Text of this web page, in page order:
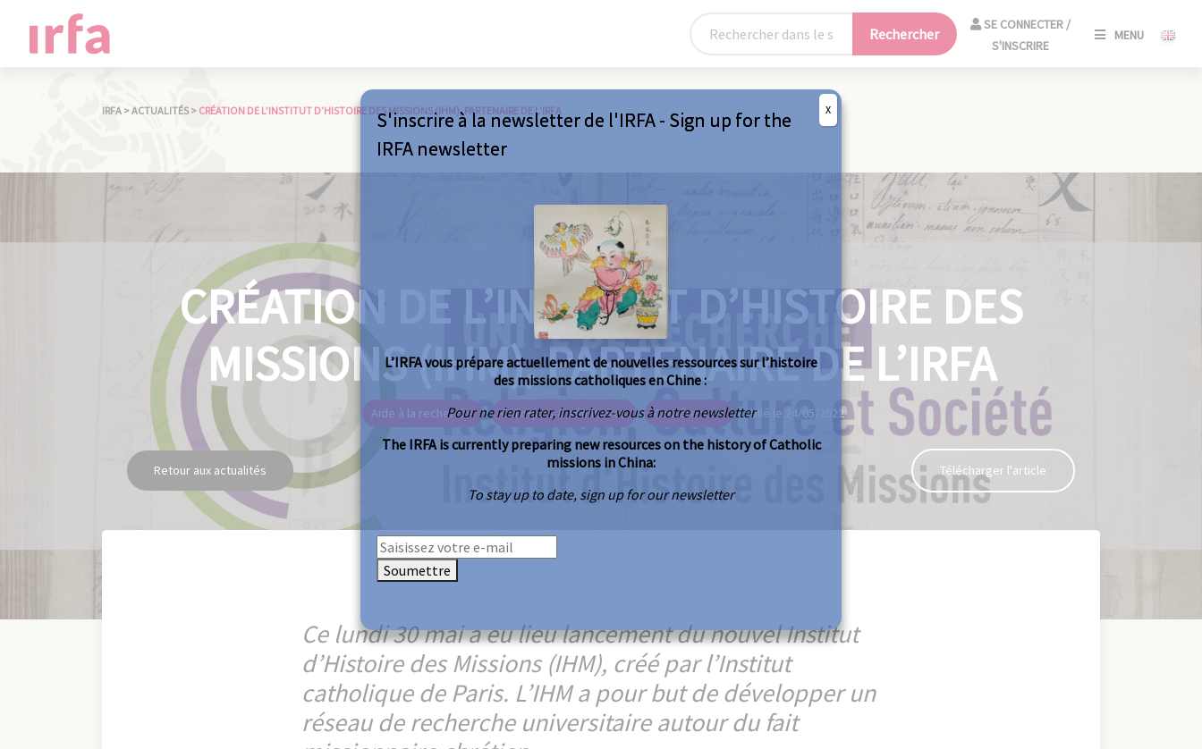
Rechercher
SE CONNECTER /
S'INSCRIRE
MENU
IRFA >ACTUALITÉS > CRÉATION DE L’INSTITUT D’HISTOIRE DES MISSIONS (IHM), PARTENAIRE DE L’IRFA
CRÉATION DE L’INSTITUT D’HISTOIRE DES
MISSIONS (IHM), PARTENAIRE DE L’IRFA
Aide à la recherche Colloques & séminaires Conférences Publié le 24/05/2022
Retour aux actualités Télécharger l'article
Ce lundi 30 mai a eu lieu lancement du nouvel Institut
d’Histoire des Missions (IHM), créé par l’Institut
catholique de Paris. L’IHM a pour but de développer un
réseau de recherche universitaire autour du fait
S'inscrire à la newsletter de l'IRFA - Sign up for the
IRFA newsletter
L’IRFA vous prépare actuellement de nouvelles ressources sur l’histoire
des missions catholiques en Chine :
Pour ne rien rater, inscrivez-vous à notre newsletter
The IRFA is currently preparing new resources on the history of Catholic
missions in China:
To stay up to date, sign up for our newsletter
Soumettre
X